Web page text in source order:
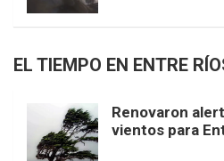
EL TIEMPO EN ENTRE
Renovaron
vientos para